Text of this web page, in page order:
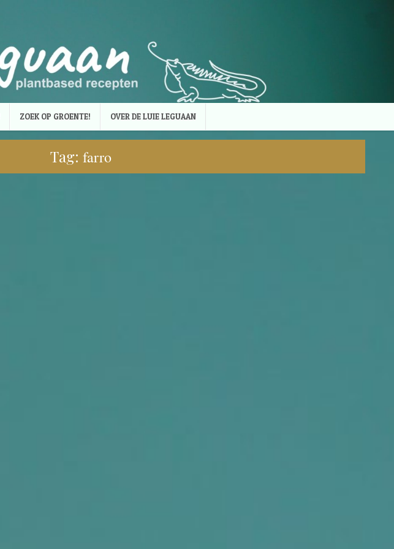
ZOEK OP GROENTE! OVER DE LUIE LEGUAAN
Tag:farro